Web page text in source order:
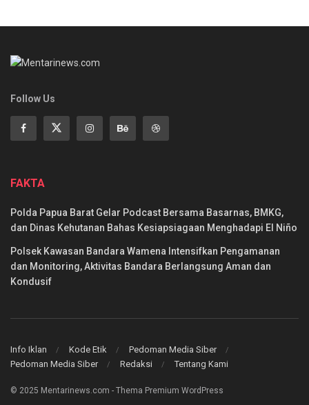
Follow Us
FAKTA
Polda Papua Barat Gelar Podcast Bersama Basarnas, BMKG,
dan Dinas Kehutanan Bahas Kesiapsiagaan Menghadapi El Niño
Polsek Kawasan Bandara Wamena Intensifkan Pengamanan
dan Monitoring, Aktivitas Bandara Berlangsung Aman dan
Kondusif
Info Iklan Kode Etik
Pedoman Media Siber
Pedoman Media Siber
Redaksi Tentang Kami
© 2025 Mentarinews.com - Thema Premium WordPress